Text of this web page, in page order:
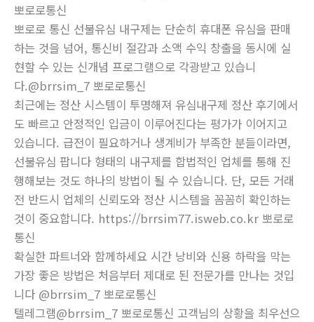
뽀로로통신
뽀로로 통신 선불유심 내구제는 단순히 휴대폰 유심을 판매
하는 것을 넘어, 통신비 절감과 소액 수익 창출을 동시에 실
현할 수 있는 신개념 프로그램으로 각광받고 있습니
다.@brrsim_7 뽀로로통신
최근에는 정산 시스템이 투명해져 유심내구제 정산 후기에서
도 빠르고 안정적인 입금이 이루어진다는 평가가 이어지고
있습니다. 급전이 필요하거나 생계비가 부족한 분들이라면,
선불유심 팝니다 형태의 내구제를 합법적인 업체를 통해 진
행해보는 것도 하나의 방법이 될 수 있습니다. 단, 모든 거래
전 반드시 업체의 신뢰도와 정산 시스템을 꼼꼼히 확인하는
것이 중요합니다. https://brrsim77.isweb.co.kr 뽀로로
통신
확실한 파트너와 함께하세요 시간 낭비와 신용 하락을 막는
가장 좋은 방법은 처음부터 제대로 된 전문가를 만나는 것입
니다 @brrsim_7 뽀로로통신
텔레그램@brrsim_7 뽀로로통신 고객님의 상황을 최우선으